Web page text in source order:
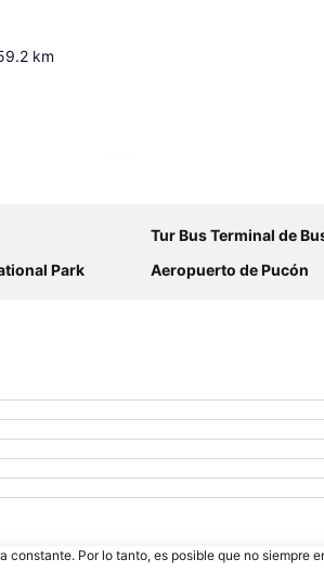
km
Tur Bus Terminal de
Park Aeropuerto de Pucón
Por lo tanto, es posible que no siempre